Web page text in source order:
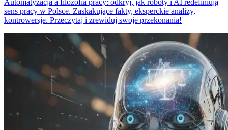
sens pracy w Polsce. Zaskakujące fakty, eksperckie analizy,
kontrowersje. Przeczytaj i zrewiduj swoje przekonania!